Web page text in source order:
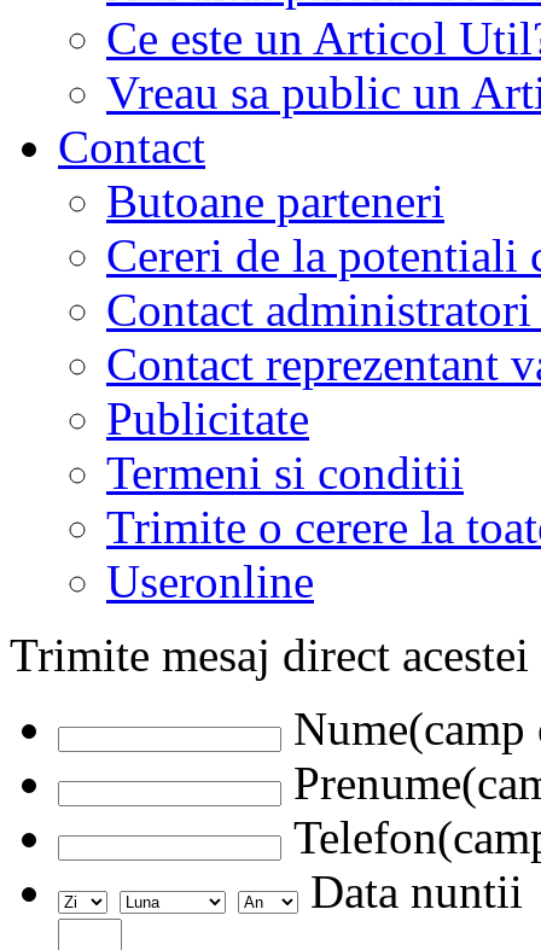
Ce este un Articol
Vreau sa public un
Contact
Butoane parteneri
Cereri de la potentiali
Contact
Contact reprezentant
Publicitate
Termeni si conditii
Trimite o cerere la
Useronline
Trimite mesaj direct
Data nuntii